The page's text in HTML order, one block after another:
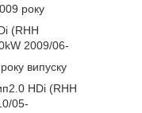
року
(RHH
2009/06-
випуску
HDi (RHH
05-